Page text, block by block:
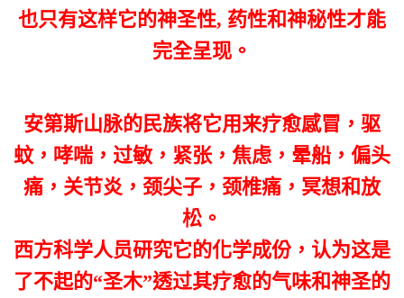
也只有这样它的神圣性, 药性和神秘性才能
完全呈现。
安第斯山脉的民族将它用来疗愈感冒，驱
蚊，哮喘，过敏，紧张，焦虑，晕船，偏头
痛，关节炎，颈尖子，颈椎痛，冥想和放
松。
西方科学人员研究它的化学成份，认为这是
了不起的“圣木”透过其疗愈的气味和神圣的